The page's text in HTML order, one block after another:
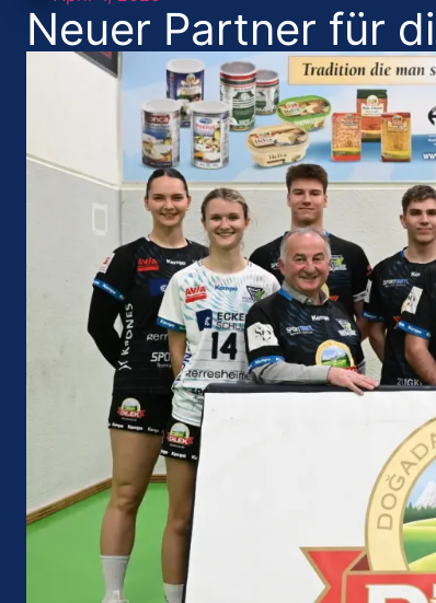
Neuer Partner für